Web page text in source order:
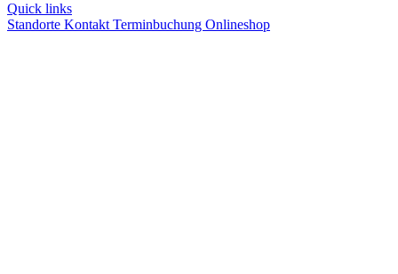
Quick links
Standorte Kontakt Terminbuchung Onlineshop